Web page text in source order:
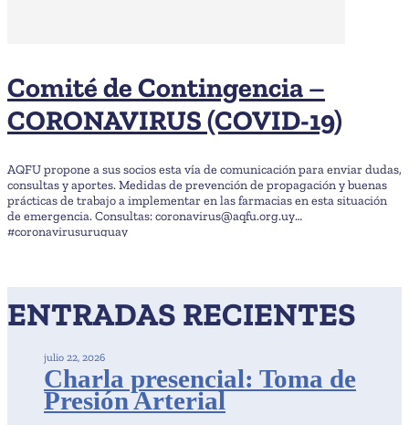
Comité de Contingencia –
CORONAVIRUS (COVID-19)
AQFU propone a sus socios esta vía de comunicación para enviar dudas,
consultas y aportes. Medidas de prevención de propagación y buenas
prácticas de trabajo a implementar en las farmacias en esta situación
de emergencia. Consultas: coronavirus@aqfu.org.uy
#coronavirusuruguay
ENTRADAS RECIENTES
Charla presencial: Toma de
Presión Arterial
julio 22, 2026